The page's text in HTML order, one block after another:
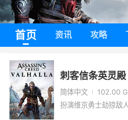
首页 资讯 攻略
刺客信条英灵殿
简体中文
102.00
扮演维京勇士劫掠敌